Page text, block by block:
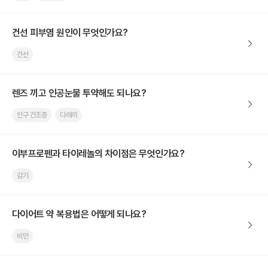
건선 피부염 원인이 무엇인가요?
건선
렌즈 끼고 인공눈물 투약해도 되나요?
안구 건조증 다래끼
이부프로펜과 타이레놀의 차이점은 무엇인가요?
감기
다이어트 약 복용법은 어떻게 되나요?
비만